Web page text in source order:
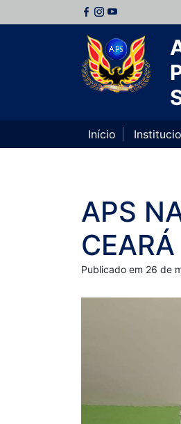
Início
APS
CEARÁ
Publicado em 26 de